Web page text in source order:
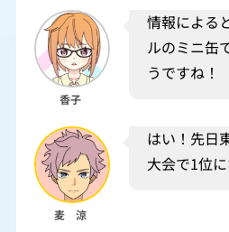
香子
情報による
ルのミニ缶
うですね！
麦 涼
はい！先日
大会で1位